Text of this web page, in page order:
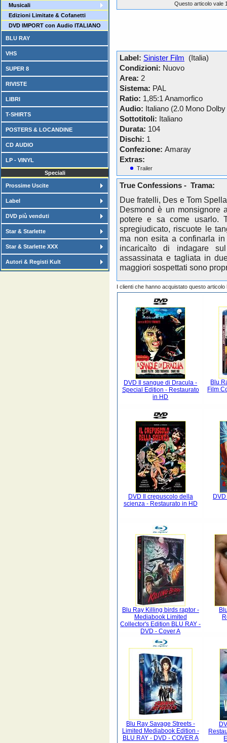
Musicali
Edizioni Limitate & Cofanetti
DVD IMPORT con Audio ITALIANO
BLU RAY
VHS
SUPER 8
RIVISTE
LIBRI
T-SHIRTS
POSTERS & LOCANDINE
CD AUDIO
LP - VINYL
Speciali
Prossime Uscite
Label
DVD più venduti
Star & Starlette
Star & Starlette XXX
Autori & Registi Kult
Questo articolo vale
Label: Sinister Film (Italia)
Condizioni: Nuovo
Area: 2
Sistema: PAL
Ratio: 1,85:1 Anamorfico
Audio: Italiano (2.0 Mono
Sottotitoli: Italiano
Durata: 104
Dischi: 1
Confezione: Amaray
Extras:
Trailer
True Confessions - Trama:
Due fratelli, Des e Tom
Desmond è un monsignore
potere e sa come usarlo.
spregiudicato, riscuote le
ma non esita a confinarla
incaricaìto di indagare
assassinata e tagliata in
maggiori sospettati sono
I clienti che hanno acquistato questo
DVD Il sangue di Dracula -
Special Edition - Restaurato
in HD
Blu
Film
DVD Il crepuscolo della
scienza - Restaurato in HD
Blu Ray Killing birds raptor -
Mediabook Limited
Collector's Edition BLU RAY -
DVD - Cover A
Blu Ray Savage Streets -
Limited Mediabook Edition -
BLU RAY - DVD - COVER A